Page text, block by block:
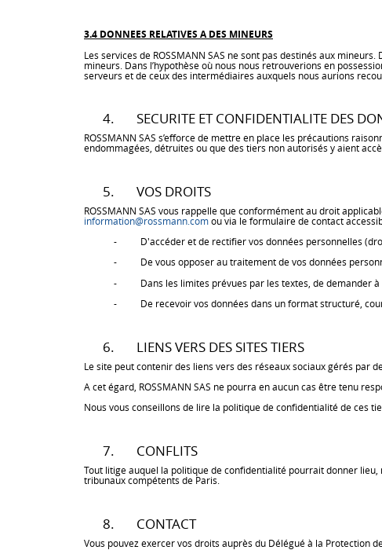
3.4 DONNEES RELATIVES A DES MINEURS
Les services de ROSSMANN SAS ne sont pas destinés aux
mineurs. Dans l’hypothèse où nous nous retrouverions en
serveurs et de ceux des intermédiaires auxquels nous aurions
4. SECURITE ET CONFIDENTIALITE DES
ROSSMANN SAS s’efforce de mettre en place les précautions
endommagées, détruites ou que des tiers non autorisés y aient
5. VOS DROITS
ROSSMANN SAS vous rappelle que conformément au droit
information@rossmann.comou via le formulaire de contact
- D'accéder et de rectifier vos données personnelles
- De vous opposer au traitement de vos données
- Dans les limites prévues par les textes, de demander à
- De recevoir vos données dans un format structuré,
6. LIENS VERS DES SITES TIERS
Le site peut contenir des liens vers des réseaux sociaux gérés par
A cet égard, ROSSMANN SAS ne pourra en aucun cas être tenu
Nous vous conseillons de lire la politique de confidentialité de ces
7. CONFLITS
Tout litige auquel la politique de confidentialité pourrait donner
tribunaux compétents de Paris.
8. CONTACT
Vous pouvez exercer vos droits auprès du Délégué à la Protection